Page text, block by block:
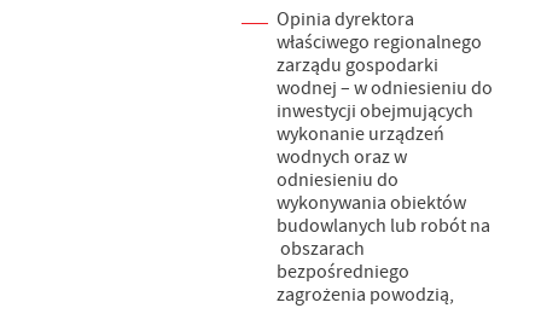
Opinia dyrektora
właściwego regionalnego
zarządu gospodarki
wodnej – w odniesieniu do
inwestycji obejmujących
wykonanie urządzeń
wodnych oraz w
odniesieniu do
wykonywania obiektów
budowlanych lub robót na
obszarach
bezpośredniego
zagrożenia powodzią,